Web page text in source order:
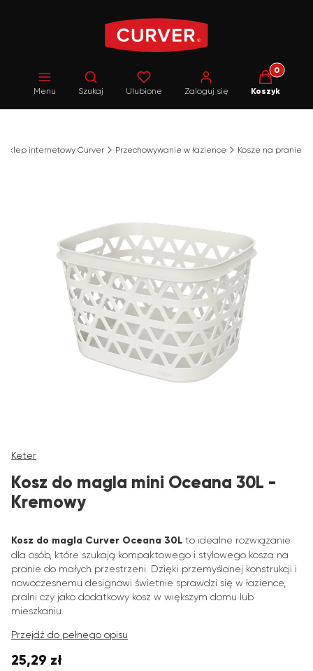
Menu
Otwórz wyszukiwarkę
Szukaj Ulubione Zaloguj się
Produkty
Koszyk
sklep internetowy Curver Przechowywanie w łazience Kosze na pranie
Keter
Kosz do magla mini Oceana 30L -
Kremowy
Kosz do magla Curver Oceana 30L to idealne rozwiązanie
dla osób, które szukają kompaktowego i stylowego kosza na
pranie do małych przestrzeni. Dzięki przemyślanej konstrukcji i
nowoczesnemu designowi świetnie sprawdzi się w łazience,
pralni czy jako dodatkowy kosz w większym domu lub
mieszkaniu.
Przejdź do pełnego opisu
Cena
25,29 zł